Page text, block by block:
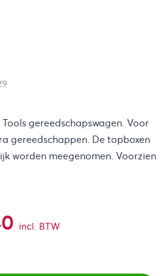
gereedschapswagen. Voor
gereedschappen. De topboxen
worden meegenomen. Voorzien
Huidige
incl. BTW